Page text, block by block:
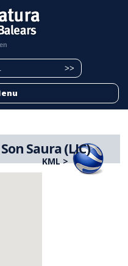
en
Saura (LIC)
KML >